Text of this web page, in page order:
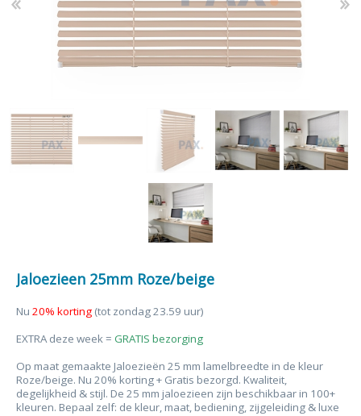
Jaloezieen 25mm Roze/beige
Nu 20% korting (tot zondag 23.59 uur)
EXTRA deze week = GRATIS bezorging
Op maat gemaakte Jaloezieën 25 mm lamelbreedte in de kleur
Roze/beige. Nu 20% korting + Gratis bezorgd. Kwaliteit,
degelijkheid & stijl. De 25 mm jaloezieen zijn beschikbaar in 100+
kleuren. Bepaal zelf: de kleur, maat, bediening, zijgeleiding & luxe